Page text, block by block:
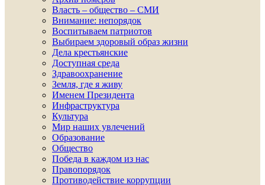
Власть – общество – СМИ
Внимание: непорядок
Воспитываем патриотов
Выбираем здоровый образ жизни
Дела крестьянские
Доступная среда
Здравоохранение
Земля, где я живу
Именем Президента
Инфраструктура
Культура
Мир наших увлечений
Образование
Общество
Победа в каждом из нас
Правопорядок
Противодействие коррупции